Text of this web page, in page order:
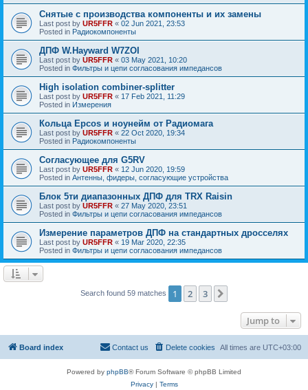
Снятые с производства компоненты и их замены
Last post by UR5FFR « 02 Jun 2021, 23:53
Posted in Радиокомпоненты
ДПФ W.Hayward W7ZOI
Last post by UR5FFR « 03 May 2021, 10:20
Posted in Фильтры и цепи согласования импедансов
High isolation combiner-splitter
Last post by UR5FFR « 17 Feb 2021, 11:29
Posted in Измерения
Кольца Epcos и ноунейм от Радиомага
Last post by UR5FFR « 22 Oct 2020, 19:34
Posted in Радиокомпоненты
Согласующее для G5RV
Last post by UR5FFR « 12 Jun 2020, 19:59
Posted in Антенны, фидеры, согласующие устройства
Блок 5ти диапазонных ДПФ для TRX Raisin
Last post by UR5FFR « 27 May 2020, 23:51
Posted in Фильтры и цепи согласования импедансов
Измерение параметров ДПФ на стандартных дросселях
Last post by UR5FFR « 19 Mar 2020, 22:35
Posted in Фильтры и цепи согласования импедансов
Search found 59 matches 1 2 3
Jump to
Board index All times are UTC+03:00
Delete cookies
Contact us
Powered by phpBB® Forum Software © phpBB Limited
Privacy| Terms